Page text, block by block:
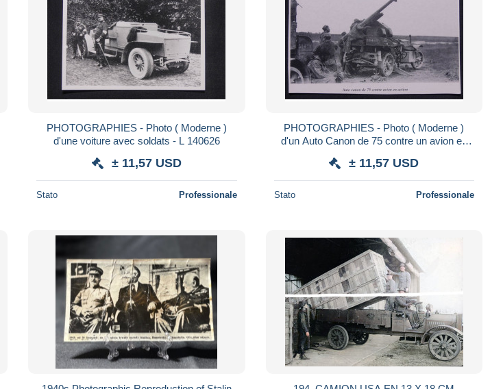
PHOTOGRAPHIES - Photo ( Moderne )
d'une voiture avec soldats - L 140626
± 11,57 USD
Stato Professionale
PHOTOGRAPHIES - Photo ( Moderne )
d'un Auto Canon de 75 contre un avion en
± 11,57 USD
Stato Professionale